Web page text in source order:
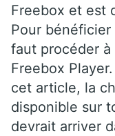
Freebox et est
Pour
faut procéder
Freebox
cet article, la
disponible sur
devrait arriver